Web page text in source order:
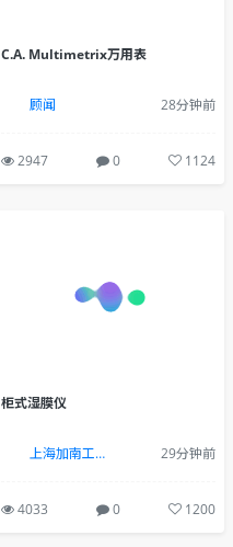
C.A. Multimetrix万用表
顾闻 28分钟前
2947 0 1124
柜式湿膜仪
上海加南工业设计有限公司 29分钟前
4033 0 1200